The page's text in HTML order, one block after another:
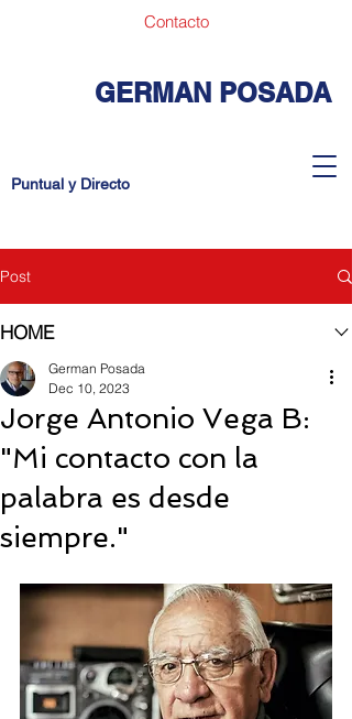
Contacto
GERMAN POSADA
Puntual y Directo
Post
HOME
Jorge Antonio Vega B:
"Mi contacto con la
palabra es desde
siempre."
German Posada
Dec 10, 2023